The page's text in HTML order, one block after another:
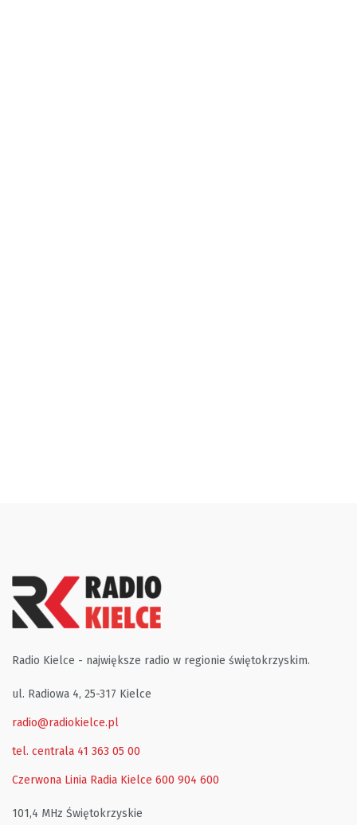
Radio Kielce - największe radio w regionie świętokrzyskim.
ul. Radiowa 4, 25-317 Kielce
radio@radiokielce.pl
tel. centrala 41 363 05 00
Czerwona Linia Radia Kielce 600 904 600
101,4 MHz Świętokrzyskie